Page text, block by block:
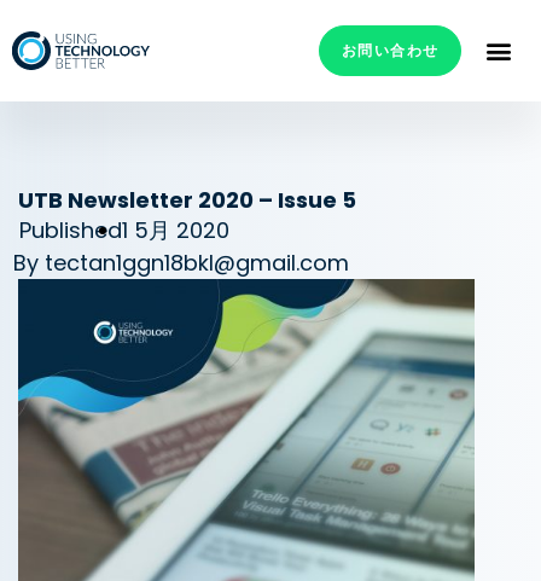
お問い合わせ
UTB Newsletter 2020 – Issue 5
Published1 5月 2020
By tectan1ggn18bkl@gmail.com